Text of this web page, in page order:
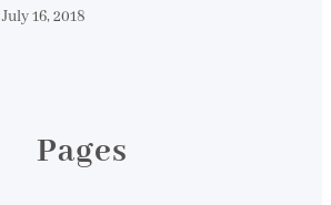
July 16, 2018
Pages